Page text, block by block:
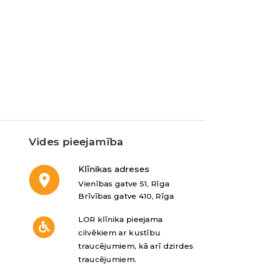
Vides pieejamība
Klīnikas adreses
Vienības gatve 51, Rīga
Brīvības gatve 410, Rīga
LOR klīnika pieejama
cilvēkiem ar kustību
traucējumiem, kā arī dzirdes
traucējumiem.